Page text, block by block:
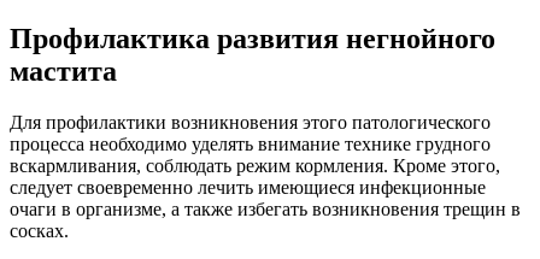
Профилактика развития негнойного
мастита
Для профилактики возникновения этого патологического
процесса необходимо уделять внимание технике грудного
вскармливания, соблюдать режим кормления. Кроме этого,
следует своевременно лечить имеющиеся инфекционные
очаги в организме, а также избегать возникновения трещин в
сосках.